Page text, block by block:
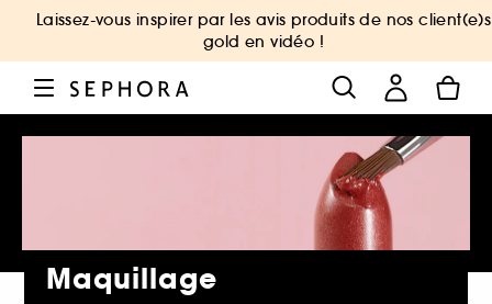
Laissez-vous inspirer par les avis produits de nos client(e)s
gold en vidéo !
Maquillage